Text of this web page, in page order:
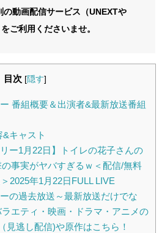
の動画配信サービス（UNEXTや
ご利用くださいませ。
目次 [隠す]
番組概要＆出演者&最新放送番組
キャスト
ー1月22日】トイレの花子さんの
事実がヤバすぎるｗ＜配信/無料
2025年1月22日FULL LIVE
の過去放送～最新放送だけでな
エティ・映画・ドラマ・アニメの
見逃し配信)や原作はこちら！